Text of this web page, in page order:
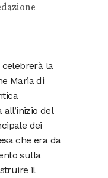
celebrerà la
Maria di
del
dei
che era da
sulla
il